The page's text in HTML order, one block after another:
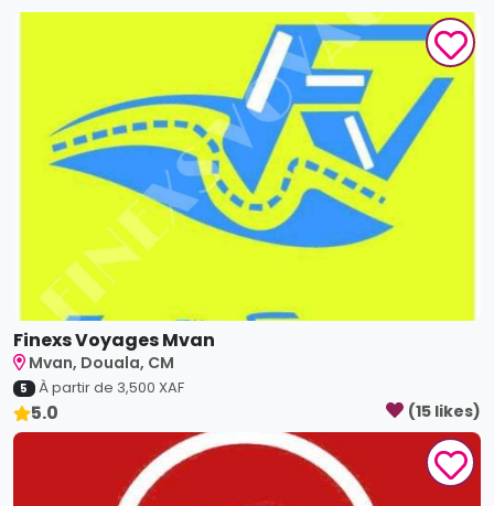
Finexs Voyages Mvan
Mvan, Douala, CM
5 À partir de 3,500 XAF
5.0 (15 likes)